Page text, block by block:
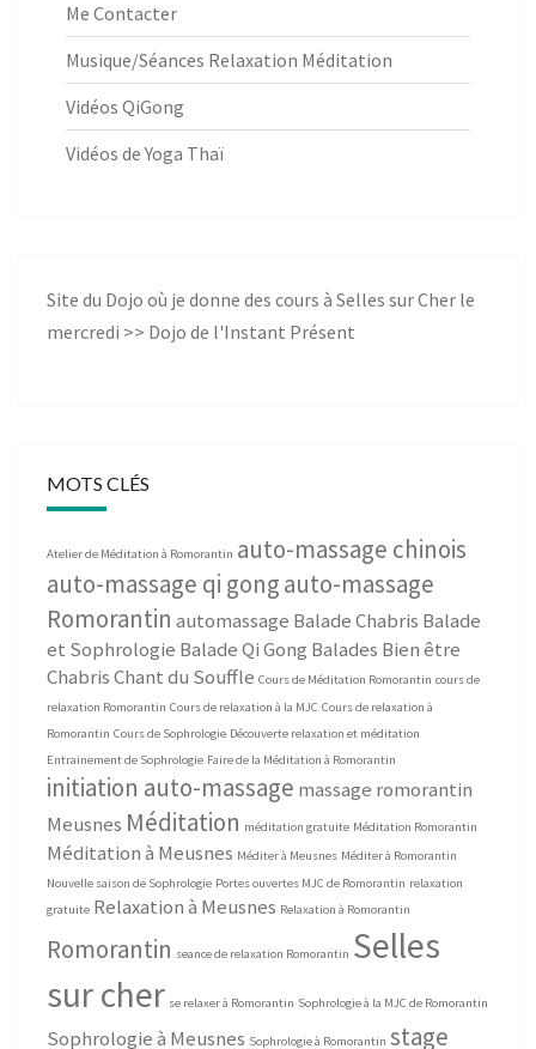
Me Contacter
Musique/Séances Relaxation Méditation
Vidéos QiGong
Vidéos de Yoga Thaï
Site du Dojo où je donne des cours à Selles sur Cher le
mercredi >> Dojo de l'Instant Présent
MOTS CLÉS
Atelier de Méditation à Romorantin auto-massage chinois
auto-massage qi gongauto-massage
Romorantin automassage Balade Chabris Balade
et Sophrologie Balade Qi Gong Balades Bien être
ChabrisChant du Souffle Cours de Méditation Romorantin cours de
relaxation Romorantin Cours de relaxation à la MJC Cours de relaxation à
Romorantin Cours de Sophrologie Découverte relaxation et méditation
Entrainement de Sophrologie Faire de la Méditation à Romorantin
initiation auto-massage massage romorantin
Meusnes Méditation méditation gratuite Méditation Romorantin
Méditation à Meusnes Méditer à Meusnes Méditer à Romorantin
Nouvelle saison de Sophrologie Portes ouvertes MJC de Romorantin relaxation
gratuite Relaxation à Meusnes Relaxation à Romorantin
Romorantin seance de relaxation Romorantin Selles
sur cher se relaxer à Romorantin Sophrologie à la MJC de Romorantin
Sophrologie à Meusnes Sophrologie à Romorantin stage